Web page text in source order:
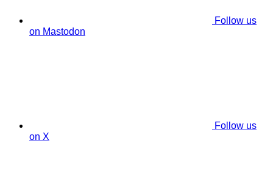
Follow us
on Mastodon
Follow us
on X